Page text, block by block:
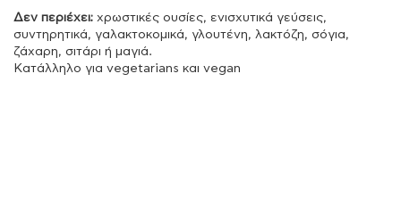
Δεν περιέχει: χρωστικές ουσίες, ενισχυτικά γεύσεις,
συντηρητικά, γαλακτοκομικά, γλουτένη, λακτόζη, σόγια,
ζάχαρη, σιτάρι ή μαγιά.
Κατάλληλο για vegetarians και vegan